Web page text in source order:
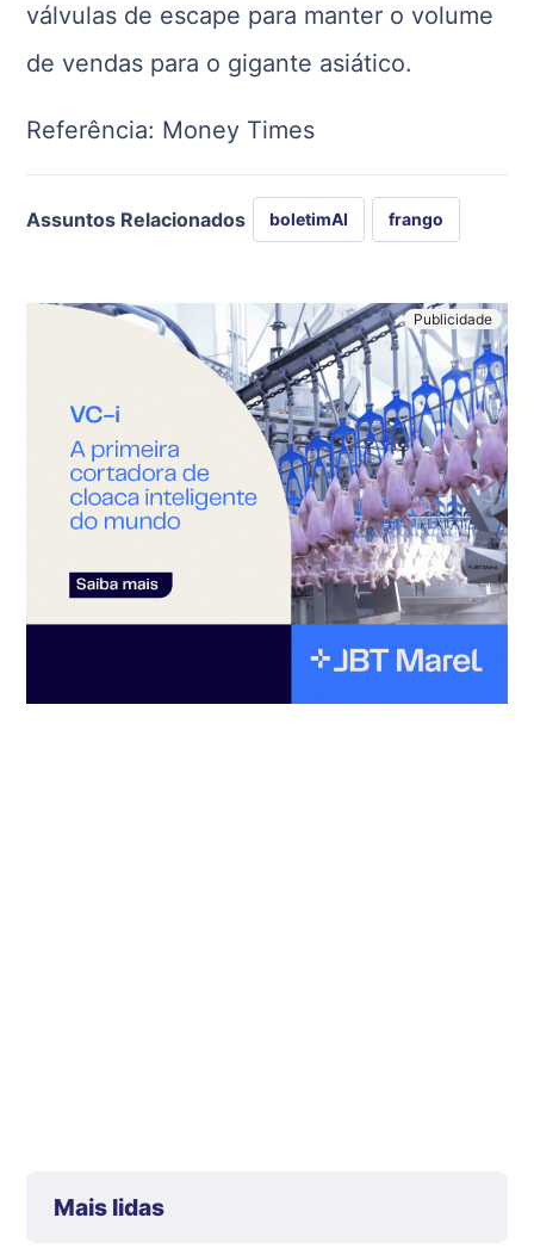
válvulas de escape para manter o volume
de vendas para o gigante asiático.
Referência: Money Times
Assuntos Relacionados boletimAI frango
Mais lidas